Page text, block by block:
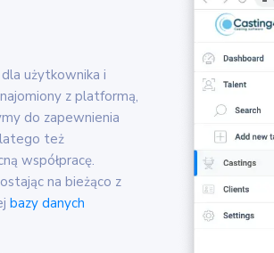
użytkownika i
z platformą,
do zapewnienia
też
współpracę.
na bieżąco z
bazy danych